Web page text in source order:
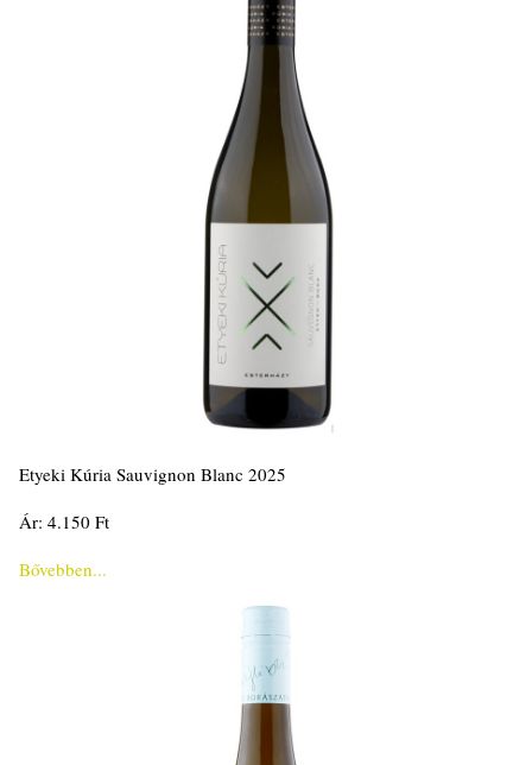
Etyeki Kúria Sauvignon Blanc 2025
Ár: 4.150 Ft
Bővebben...